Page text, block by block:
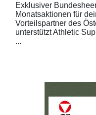
Exklusiver
Monatsaktionen für
Vorteilspartner des
unterstützt Athletic
...